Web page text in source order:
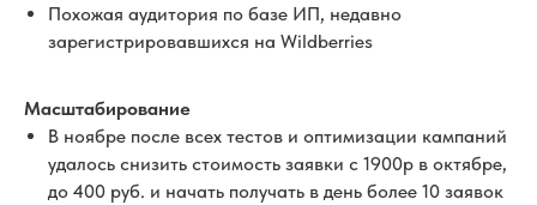
Похожая аудитория по базе ИП, недавно
зарегистрировавшихся на Wildberries
Масштабирование
В ноябре после всех тестов и оптимизации кампаний
удалось снизить стоимость заявки с 1900р в октябре,
до 400 руб. и начать получать в день более 10 заявок